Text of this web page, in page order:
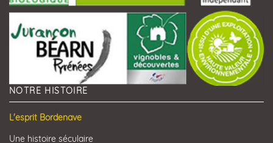
NOTRE HISTOIRE
L'esprit Bordenave
Une histoire séculaire